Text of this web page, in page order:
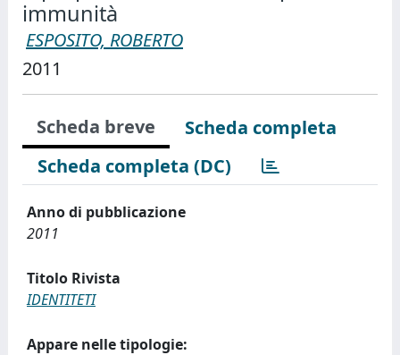
immunità
ESPOSITO, ROBERTO
2011
Scheda breve
Scheda completa
Scheda completa (DC)
Anno di pubblicazione
2011
Titolo Rivista
IDENTITETI
Appare nelle tipologie: